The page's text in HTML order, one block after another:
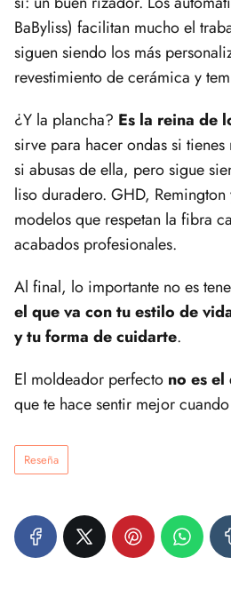
BaByliss) facilitan mucho el
siguen siendo los más
revestimiento de cerámica y
¿Y la plancha? Es la reina de
sirve para hacer ondas si tienes
si abusas de ella, pero sigue
liso duradero. GHD, Remington
modelos que respetan la fibra
acabados profesionales.
Al final, lo importante no es
el que va con tu estilo de
y tu forma de cuidarte.
El moldeador perfecto no es el
que te hace sentir mejor
Reseña